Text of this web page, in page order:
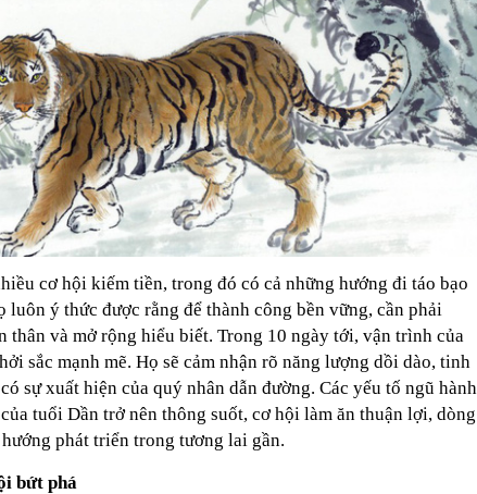
cơ hội kiếm tiền, trong đó có cả những hướng đi táo bạo
luôn ý thức được rằng để thành công bền vững, cần phải
thân và mở rộng hiểu biết. Trong 10 ngày tới, vận trình của
sắc mạnh mẽ. Họ sẽ cảm nhận rõ năng lượng dồi dào, tinh
sự xuất hiện của quý nhân dẫn đường. Các yếu tố ngũ hành
tuổi Dần trở nên thông suốt, cơ hội làm ăn thuận lợi, dòng
phát triển trong tương lai gần.
bứt phá